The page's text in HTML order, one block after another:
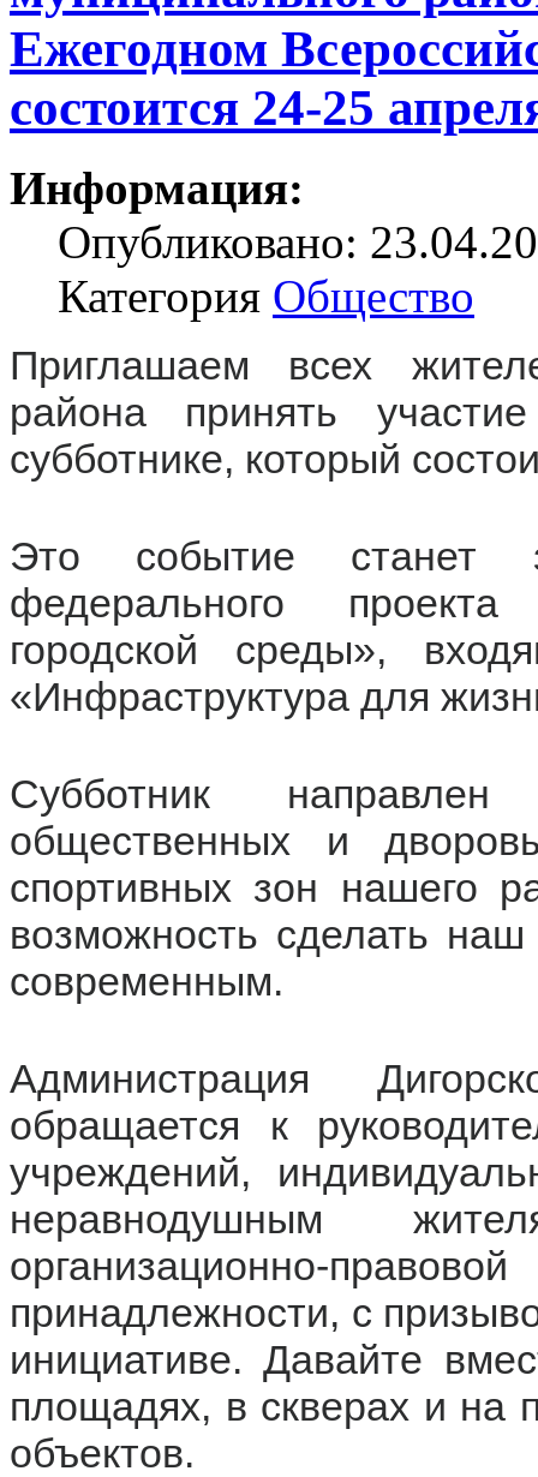
Ежегодном
состоится 24-25
Информация:
Опубликовано:
Категория Общество
Приглашаем всех
района принять
субботнике, который
Это событие станет
федерального
городской среды»,
«Инфраструктура для
Субботник
общественных и
спортивных зон нашего
возможность сделать
современным.
Администрация
обращается к
учреждений,
неравнодушным
организационно-
принадлежности, с
инициативе. Давайте
площадях, в скверах и на
объектов.